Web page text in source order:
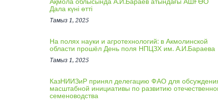
Дала күні өтті
Тамыз 1, 2025
На полях науки и агротехнологий: в Акмолинской
области прошёл День поля НПЦЗХ им. А.И.Бараева
Тамыз 1, 2025
КазНИИЗиР принял делегацию ФАО для
масштабной инициативы по развитию
семеноводства